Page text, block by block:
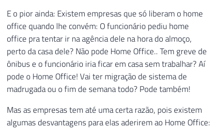
E o pior ainda: Existem empresas que só liberam o home
office quando lhe convém: O funcionário pediu home
office pra tentar ir na agência dele na hora do almoço,
perto da casa dele? Não pode Home Office.. Tem greve de
ônibus e o funcionário iria ficar em casa sem trabalhar? Aí
pode o Home Office! Vai ter migração de sistema de
madrugada ou o fim de semana todo? Pode também!
Mas as empresas tem até uma certa razão, pois existem
algumas desvantagens para elas aderirem ao Home Office: